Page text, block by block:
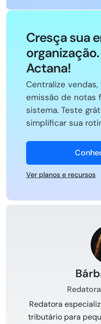
Cresça sua
Actana!
Centralize
emissão de notas
sistema. Teste
simplificar sua
Ver planos e recursos
Redatora
tributário para